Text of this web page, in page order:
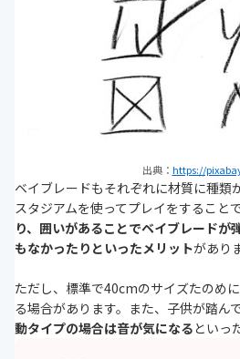
出典： https://
ベイブレードもそれぞれに材質に種類
スタジアムを使ってプレイをすることで
り、囲いがあることでベイブレードが
もなかったりといったメリットがあり
ただし、標準で40cmのサイズたのめ
る場合があります。また、子供が踏ん
動タイプの場合は音が気になるといっ